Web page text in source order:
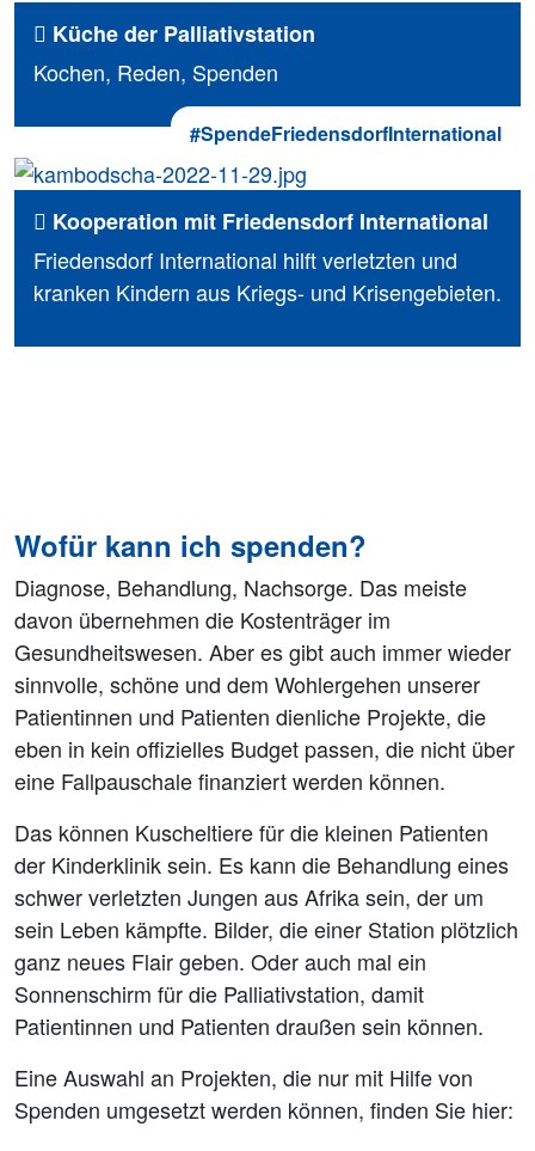
Küche der Palliativstation
Kochen, Reden, Spenden
#SpendeFriedensdorfInternational
Kooperation mit Friedensdorf International
Friedensdorf International hilft verletzten und
kranken Kindern aus Kriegs- und Krisengebieten.
Wofür kann ich spenden?
Diagnose, Behandlung, Nachsorge. Das meiste
davon übernehmen die Kostenträger im
Gesundheitswesen. Aber es gibt auch immer wieder
sinnvolle, schöne und dem Wohlergehen unserer
Patientinnen und Patienten dienliche Projekte, die
eben in kein offizielles Budget passen, die nicht über
eine Fallpauschale finanziert werden können.
Das können Kuscheltiere für die kleinen Patienten
der Kinderklinik sein. Es kann die Behandlung eines
schwer verletzten Jungen aus Afrika sein, der um
sein Leben kämpfte. Bilder, die einer Station plötzlich
ganz neues Flair geben. Oder auch mal ein
Sonnenschirm für die Palliativstation, damit
Patientinnen und Patienten draußen sein können.
Eine Auswahl an Projekten, die nur mit Hilfe von
Spenden umgesetzt werden können, finden Sie hier: